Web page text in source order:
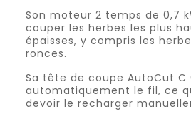
Son moteur 2 temps de 0,7
couper les herbes les plus
épaisses, y compris les
ronces.
Sa tête de coupe AutoCut
automatiquement le fil, ce
devoir le recharger